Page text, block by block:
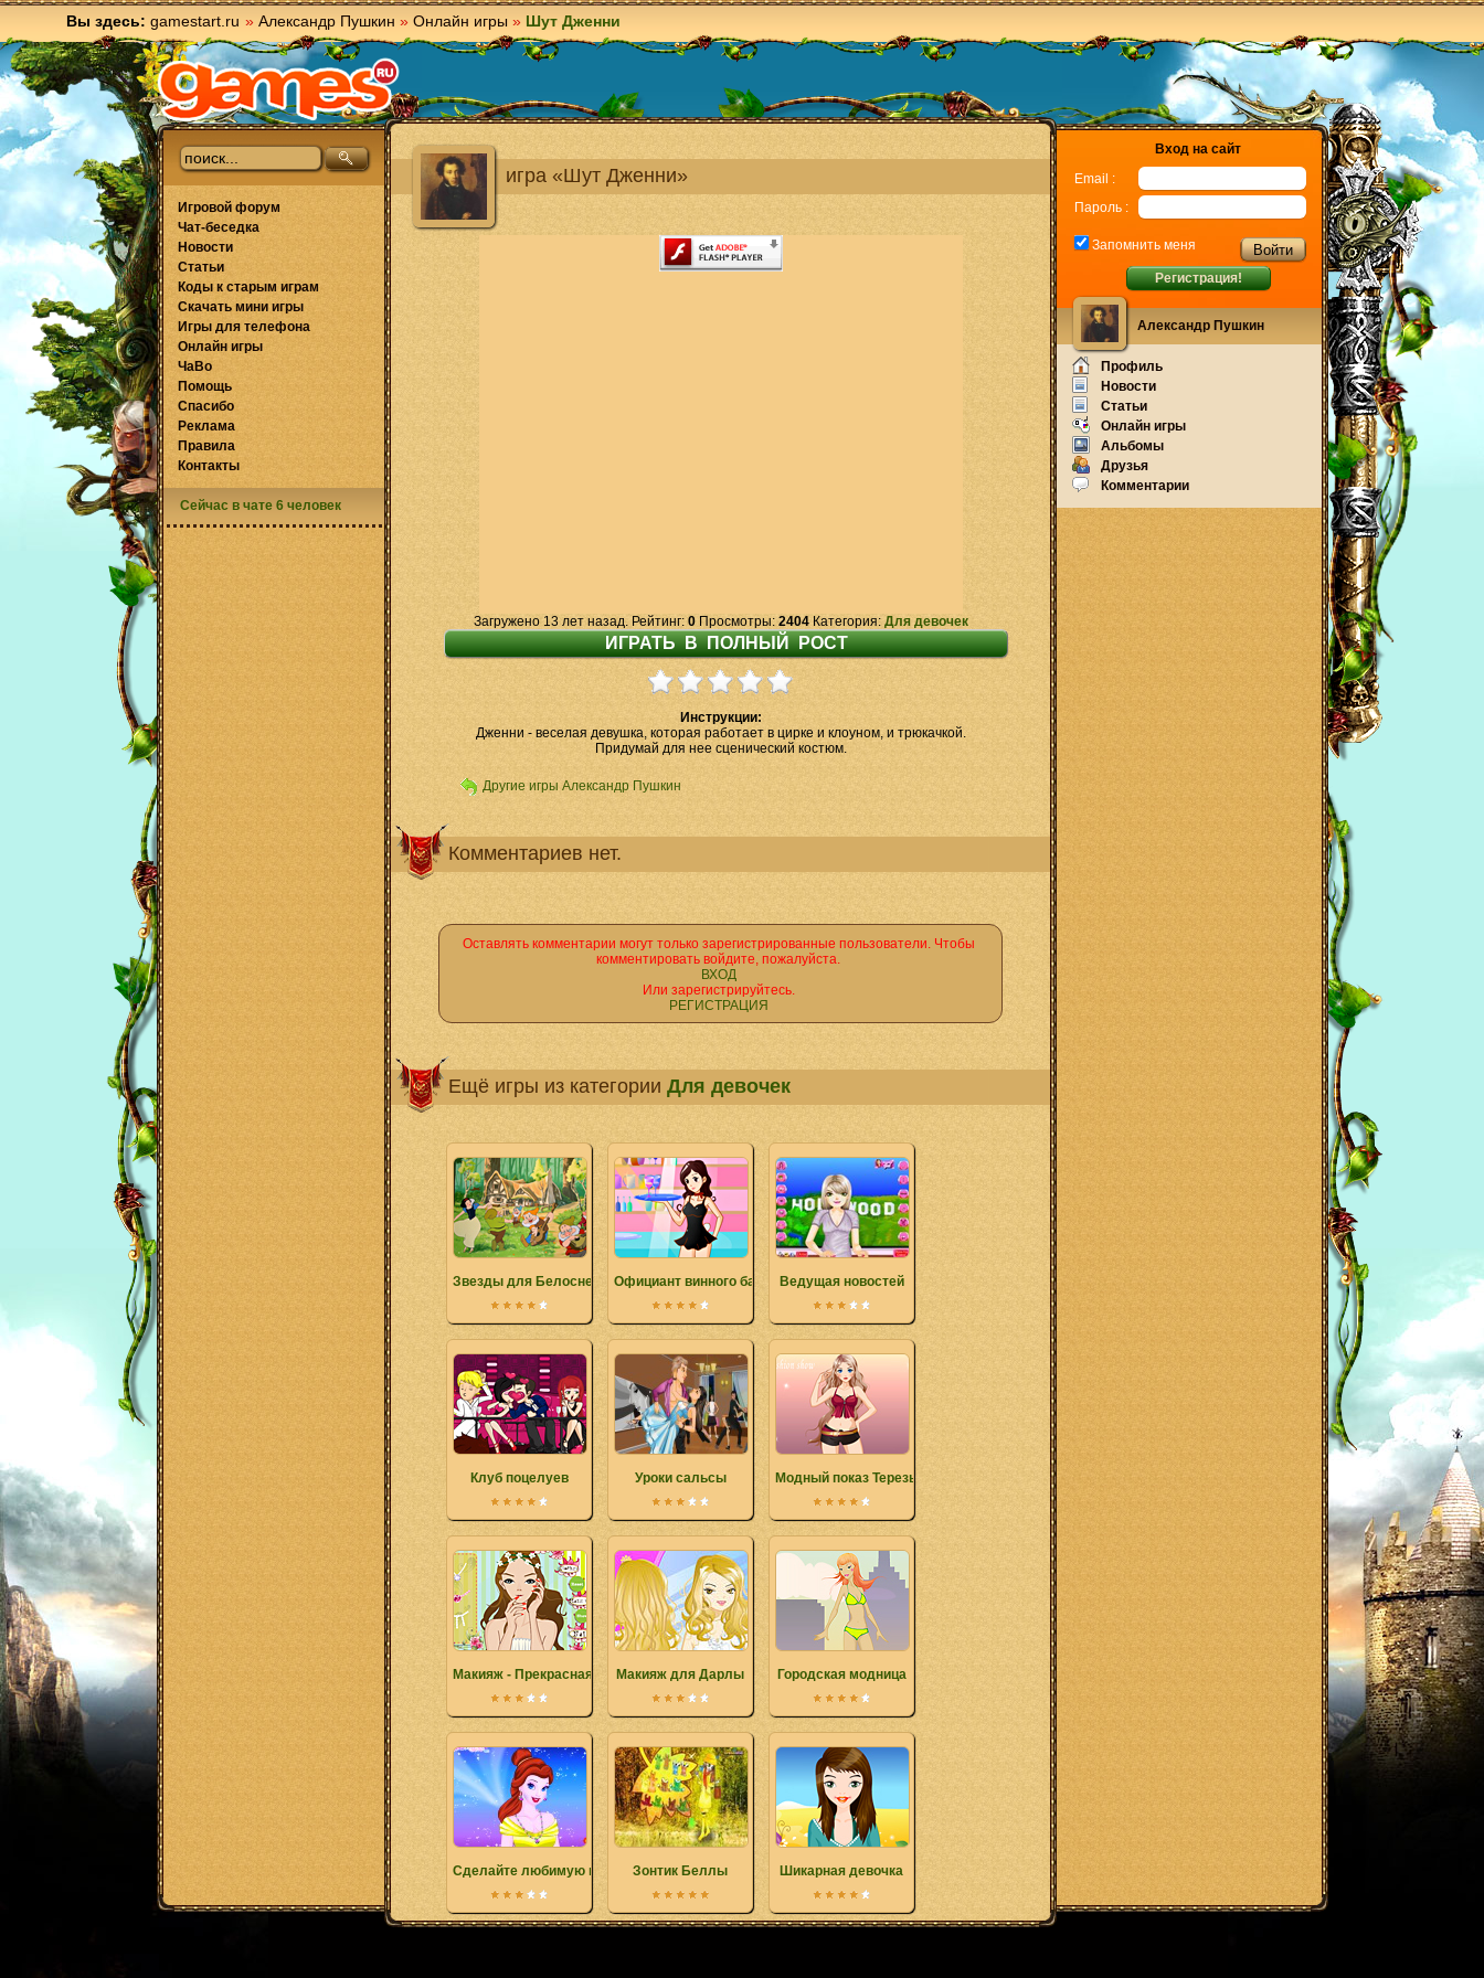
Вы здесь: gamestart.ru » Александр Пушкин » Онлайн игры » Шут Дженни
игра «Шут Дженни»
Загружено 13 лет назад. Рейтинг: 0Просмотры: 2404Категория: Для девочек
Инструкции:
Дженни - веселая девушка, которая работает в цирке и клоуном, и трюкачкой.
Придумай для нее сценический костюм.
Другие игры Александр Пушкин
Комментариев нет.
Оставлять комментарии могут только зарегистрированные пользователи. Чтобы
комментировать войдите, пожалуйста.
ВХОД
Или зарегистрируйтесь.
РЕГИСТРАЦИЯ
Ещё игры из категории Для девочек
Звезды для БелоснежкиОфициант винного бара Ведущая новостей
Клуб поцелуев Уроки сальсы Модный показ Терезы
Макияж - Прекрасная подружка невесты
Макияж для Дарлы Городская модница
Сделайте любимую принцессуЗонтик Беллы Шикарная девочка
Игровой форум
Чат-беседка
Новости
Статьи
Коды к старым играм
Скачать мини игры
Игры для телефона
Онлайн игры
ЧаВо
Помощь
Спасибо
Реклама
Правила
Контакты
Сейчас в чате 6 человек
Вход на сайт
Email :
Пароль :
Запомнить меня
Регистрация!
Александр Пушкин
Профиль
Новости
Статьи
Онлайн игры
Альбомы
Друзья
Комментарии